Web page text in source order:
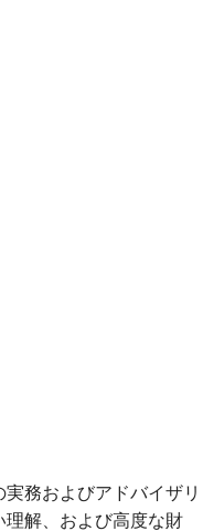
務およびアドバイザリ
解、および高度な財